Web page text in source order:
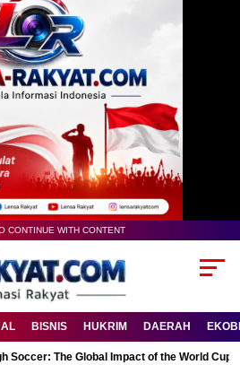
CONTINUE WITH CONTENT
BISNIS HUKRIM DAERAH
Soccer: The Global Impact of the World Cup